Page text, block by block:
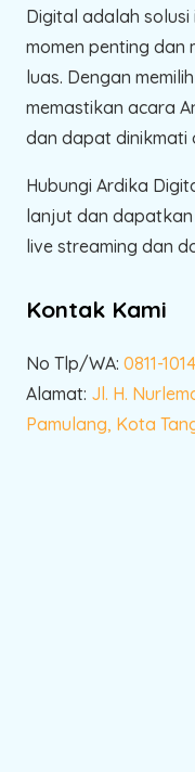
Digital adalah
momen penting dan
luas. Dengan
memastikan acara
dan dapat dinikmati
Hubungi Ardika
lanjut dan
live streaming dan
Kontak Kami
No Tlp/WA: 0811-
Alamat: Jl. H.
Pamulang, Kota